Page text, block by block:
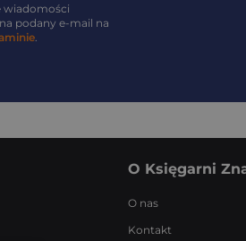
wiadomości
podany e-mail na
.
O Księgarni
O nas
Kontakt